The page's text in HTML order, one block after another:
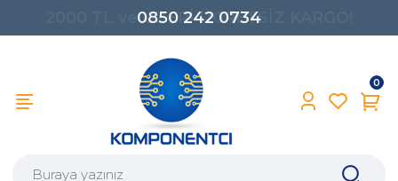
0850 242 0734
0